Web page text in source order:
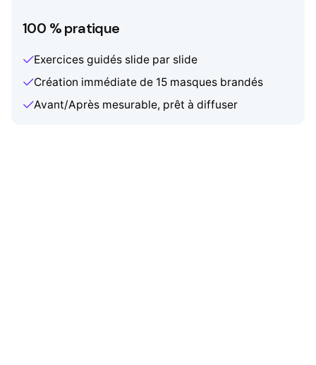
100 % pratique
Exercices guidés slide par slide
Création immédiate de 15 masques brandés
Avant/Après mesurable, prêt à diffuser